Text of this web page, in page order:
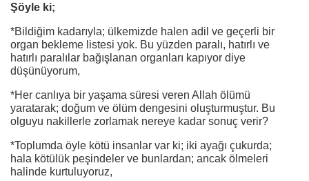
Şöyle ki;
*Bildiğim kadarıyla; ülkemizde halen adil ve geçerli bir
organ bekleme listesi yok. Bu yüzden paralı, hatırlı ve
hatırlı paralılar bağışlanan organları kapıyor diye
düşünüyorum,
*Her canlıya bir yaşama süresi veren Allah ölümü
yaratarak; doğum ve ölüm dengesini oluşturmuştur. Bu
olguyu nakillerle zorlamak nereye kadar sonuç verir?
*Toplumda öyle kötü insanlar var ki; iki ayağı çukurda;
hala kötülük peşindeler ve bunlardan; ancak ölmeleri
halinde kurtuluyoruz,